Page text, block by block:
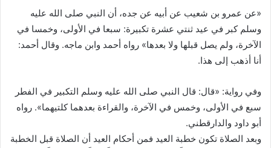
«عن عمرو بن شعيب عن أبيه عن جده، أن النبي صلى الله عليه
وسلم كبر في عيد ثنتي عشرة تكبيرة: سبعا في الأولى، وخمسا في
الآخرة، ولم يصل قبلها ولا بعدها» رواه أحمد وابن ماجه. وقال أحمد:
أنا أذهب إلى هذا.
وفي رواية: «قال: قال النبي صلى الله عليه وسلم التكبير في الفطر
سبع في الأولى، وخمس في الآخرة، والقراءة بعدهما كلتيهما». رواه
أبو داود والدارقطني.
وبعد الصلاة تكون خطبة العيد فمن أحكام العيد أن الصلاة قبل الخطبة